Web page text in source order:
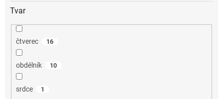
Tvar
čtverec 16
obdélník 10
srdce 1